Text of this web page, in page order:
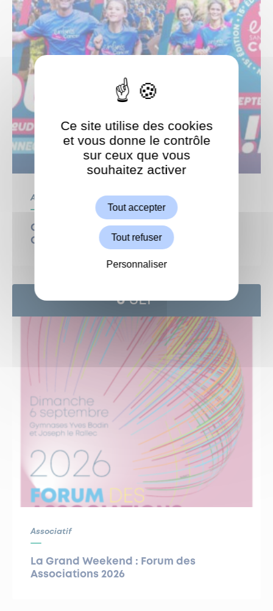
Associatif
Courons solidaire : 15ème édition de la
Course Enfants sans Cancer
6 SEP
Associatif
La Grand Weekend : Forum des
Associations 2026
ShareThis est désactivé.
Ce site utilise des cookies
et vous donne le contrôle
sur ceux que vous
souhaitez activer
Tout accepter
Tout refuser
Personnaliser